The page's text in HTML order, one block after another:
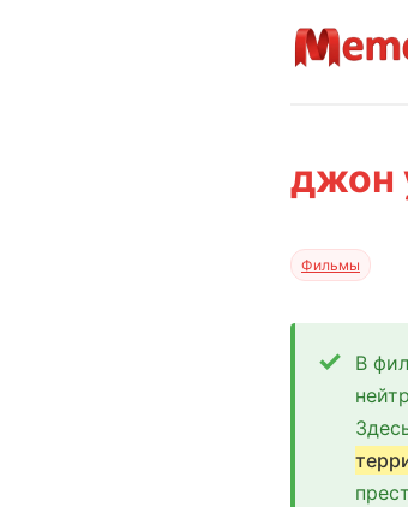
джон
Фильмы
В